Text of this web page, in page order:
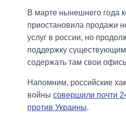
В марте нынешнего года
приостановила продажи
услуг в россии, но
поддержку
содержать там свои
Напомним, российские
войны совершили почти
против Украины.